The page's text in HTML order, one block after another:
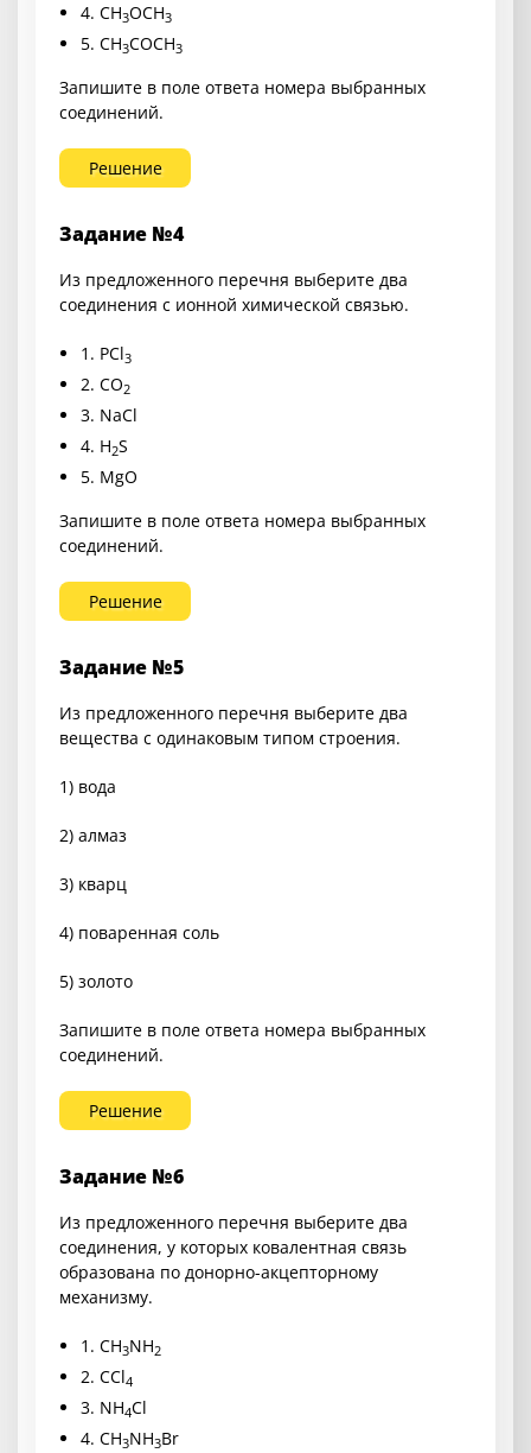
4. CH3OCH3
5. CH3COCH3
Запишите в поле ответа номера выбранных
соединений.
Решение
Задание №4
Из предложенного перечня выберите два
соединения с ионной химической связью.
1. PCl3
2. CO2
3. NaCl
4. H2S
5. MgO
Запишите в поле ответа номера выбранных
соединений.
Решение
Задание №5
Из предложенного перечня выберите два
вещества с одинаковым типом строения.
1) вода
2) алмаз
3) кварц
4) поваренная соль
5) золото
Запишите в поле ответа номера выбранных
соединений.
Решение
Задание №6
Из предложенного перечня выберите два
соединения, у которых ковалентная связь
образована по донорно-акцепторному
механизму.
1. CH3NH2
2. CCl4
3. NH4Cl
4. CH3NH3Br